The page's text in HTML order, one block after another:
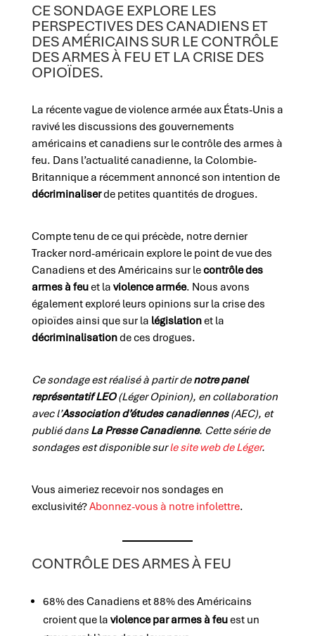
CE SONDAGE EXPLORE LES
PERSPECTIVES DES CANADIENS ET
DES AMÉRICAINS SUR LE CONTRÔLE
DES ARMES À FEU ET LA CRISE DES
OPIOÏDES.
La récente vague de violence armée aux États-Unis a
ravivé les discussions des gouvernements
américains et canadiens sur le contrôle des armes à
feu. Dans l’actualité canadienne, la Colombie-
Britannique a récemment annoncé son intention de
décriminaliserde petites quantités de drogues.
Compte tenu de ce qui précède, notre dernier
Tracker nord-américain explore le point de vue des
Canadiens et des Américains sur lecontrôle des
armes à feuet la violence armée. Nous avons
également exploré leurs opinions sur la crise des
opioïdes ainsi que sur la législationet la
décriminalisationde ces drogues.
Ce sondage est réalisé à partir denotre panel
représentatif LEO(Léger Opinion), en collaboration
avec l’Association d’études canadiennes(AEC), et
publié dansLa Presse Canadienne. Cette série de
sondages est disponible surle site web de Léger.
Vous aimeriez recevoir nos sondages en
exclusivité?Abonnez-vous à notre infolettre.
CONTRÔLE DES ARMES À FEU
68% des Canadiens et 88% des Américains
croient que la violence par armes à feuest un